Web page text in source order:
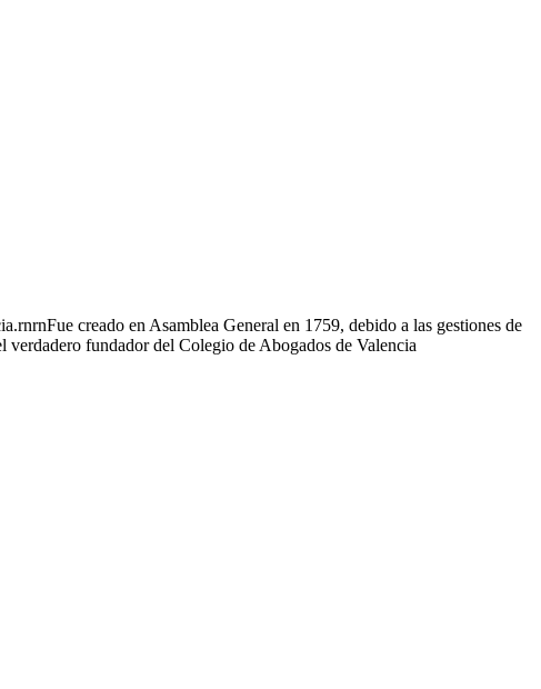
creado en Asamblea General en 1759, debido a las gestiones de
verdadero fundador del Colegio de Abogados de Valencia